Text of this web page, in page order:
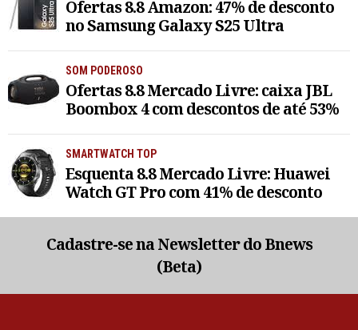
Ofertas 8.8 Amazon: 47% de desconto
no Samsung Galaxy S25 Ultra
SOM PODEROSO
Ofertas 8.8 Mercado Livre: caixa JBL
Boombox 4 com descontos de até 53%
SMARTWATCH TOP
Esquenta 8.8 Mercado Livre: Huawei
Watch GT Pro com 41% de desconto
Cadastre-se na Newsletter do Bnews
(Beta)